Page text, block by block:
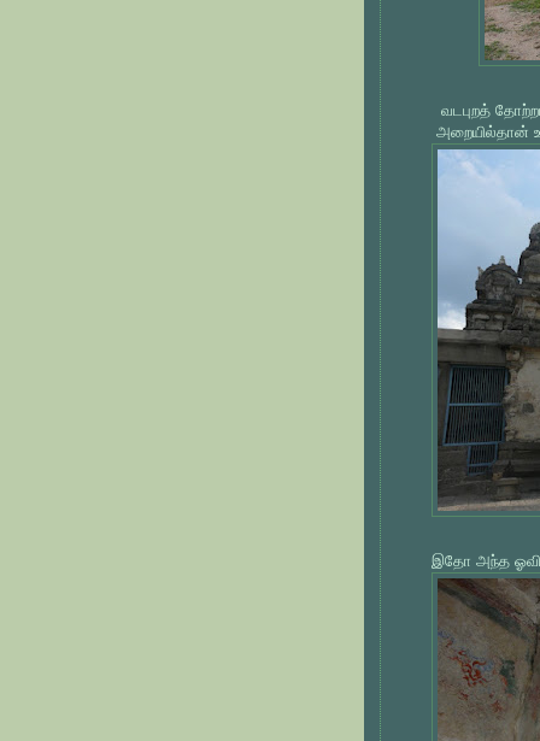
வடபுறத்
அறையில்தான்
இதோ அந்த